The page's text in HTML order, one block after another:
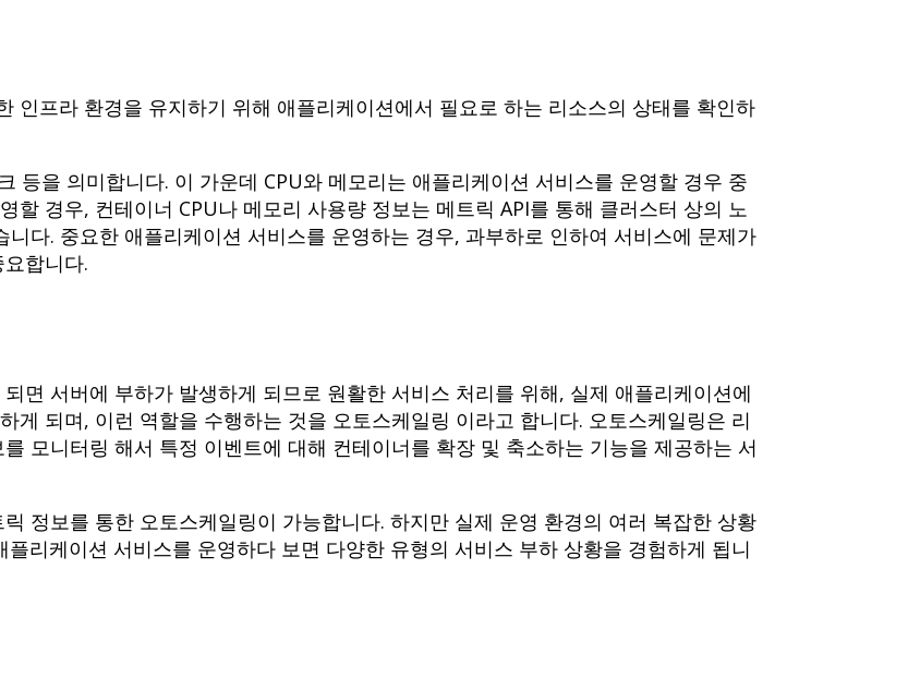
인프라 환경을 유지하기 위해 애플리케이션에서 필요로 하는 리소스의 상태를 확인하
등을 의미합니다. 이 가운데 CPU와 메모리는 애플리케이션 서비스를 운영할 경우 중
경우, 컨테이너 CPU나 메모리 사용량 정보는 메트릭 API를 통해 클러스터 상의 노
다. 중요한 애플리케이션 서비스를 운영하는 경우, 과부하로 인하여 서비스에 문제가
합니다.
면 서버에 부하가 발생하게 되므로 원활한 서비스 처리를 위해, 실제 애플리케이션에
게 되며, 이런 역할을 수행하는 것을 오토스케일링 이라고 합니다. 오토스케일링은 리
모니터링 해서 특정 이벤트에 대해 컨테이너를 확장 및 축소하는 기능을 제공하는 서
정보를 통한 오토스케일링이 가능합니다. 하지만 실제 운영 환경의 여러 복잡한 상황
리케이션 서비스를 운영하다 보면 다양한 유형의 서비스 부하 상황을 경험하게 됩니